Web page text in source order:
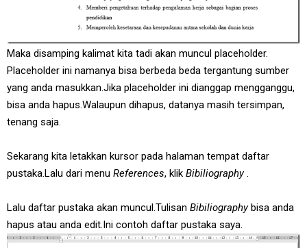
Maka disamping kalimat kita tadi akan muncul placeholder.
Placeholder ini namanya bisa berbeda beda tergantung sumber
yang anda masukkan.Jika placeholder ini dianggap mengganggu,
bisa anda hapus.Walaupun dihapus, datanya masih tersimpan,
tenang saja.
Sekarang kita letakkan kursor pada halaman tempat daftar
pustaka.Lalu dari menu References, klik Bibiliography.
Lalu daftar pustaka akan muncul.Tulisan Bibiliographybisa anda
hapus atau anda edit.Ini contoh daftar pustaka saya.